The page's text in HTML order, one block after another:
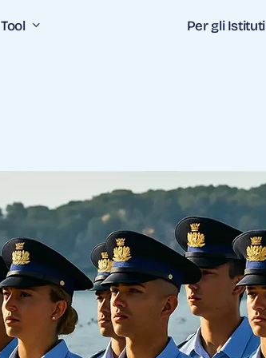
Tool Per gli Istituti